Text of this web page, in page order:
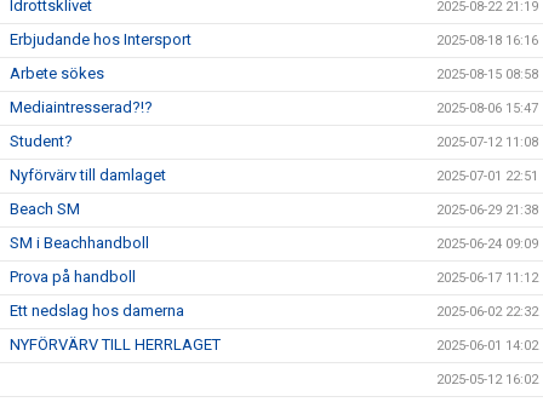
Idrottsklivet 2025-08-22 21:19
Erbjudande hos Intersport 2025-08-18 16:16
Arbete sökes 2025-08-15 08:58
Mediaintresserad?!? 2025-08-06 15:47
Student? 2025-07-12 11:08
Nyförvärv till damlaget 2025-07-01 22:51
Beach SM 2025-06-29 21:38
SM i Beachhandboll 2025-06-24 09:09
Prova på handboll 2025-06-17 11:12
Ett nedslag hos damerna 2025-06-02 22:32
NYFÖRVÄRV TILL HERRLAGET 2025-06-01 14:02
2025-05-12 16:02